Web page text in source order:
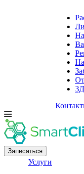
Записаться
Услуги